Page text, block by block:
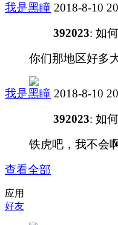
我是黑瞳 2018-8-10
392023: 如
你们那地区好多
我是黑瞳 2018-8-10
392023: 如
铁虎吧，我不会
查看全部
应用
好友